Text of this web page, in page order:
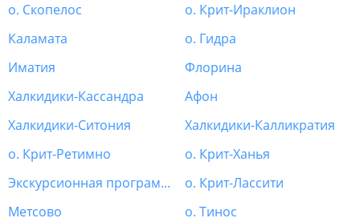
о. Скопелос
о. Крит-Ираклион
Каламата
о. Гидра
Иматия
Флорина
Халкидики-Кассандра
Афон
Халкидики-Ситония
Халкидики-Калликратия
о. Крит-Ретимно
о. Крит-Ханья
Экскурсионная программа Греция
о. Крит-Лассити
Метсово
о. Тинос